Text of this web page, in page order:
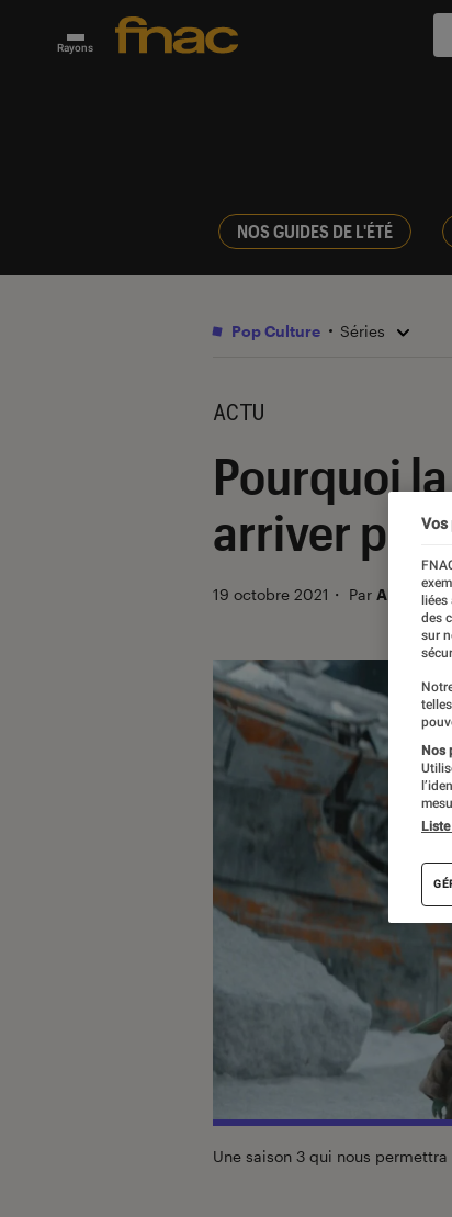
Rayons
NOS GUIDES DE L'ÉTÉ
Pop Culture Séries
ACTU
Pourquoi
arriver plus
19 octobre 2021 ・ Par
Une saison 3 qui nous
Vos
des
sur
Nos